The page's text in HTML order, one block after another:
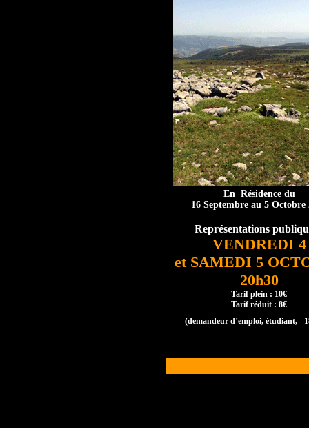
En Résidence du
16 Septembre au 5 Octobre
Représentations
VENDREDI 4
et SAMEDI 5
20h30
Tarif plein : 10€
Tarif réduit : 8€
(demandeur d’emploi, étudiant, -